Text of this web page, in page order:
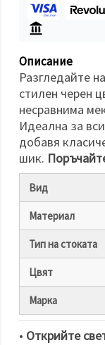
Описание
Разгледайте
стилен черен
несравнима
Идеална за
добавя
шик.
Вид
Материал
Тип на стоката
Цвят
Марка
• Открийте